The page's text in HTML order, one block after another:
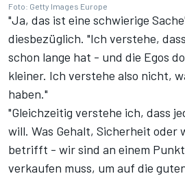
Foto: Getty Images Europe
"Ja, das ist eine schwierige
diesbezüglich. "Ich verstehe,
schon lange hat - und die Egos
kleiner. Ich verstehe also nicht,
haben."
"Gleichzeitig verstehe ich, dass
will. Was Gehalt, Sicherheit oder
betrifft - wir sind an einem
verkaufen muss, um auf die